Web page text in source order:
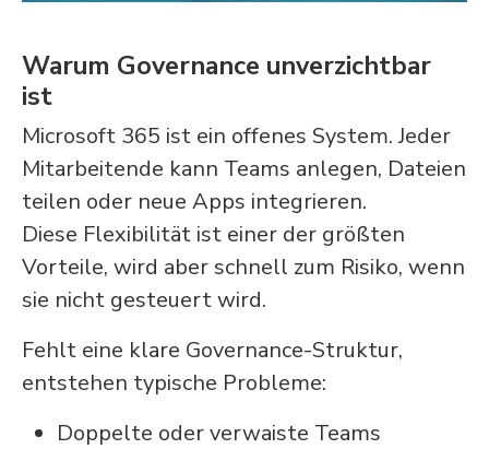
Warum Governance unverzichtbar
ist
Microsoft 365 ist ein offenes System. Jeder
Mitarbeitende kann Teams anlegen, Dateien
teilen oder neue Apps integrieren.
Diese Flexibilität ist einer der größten
Vorteile, wird aber schnell zum Risiko, wenn
sie nicht gesteuert wird.
Fehlt eine klare Governance-Struktur,
entstehen typische Probleme:
Doppelte oder verwaiste Teams